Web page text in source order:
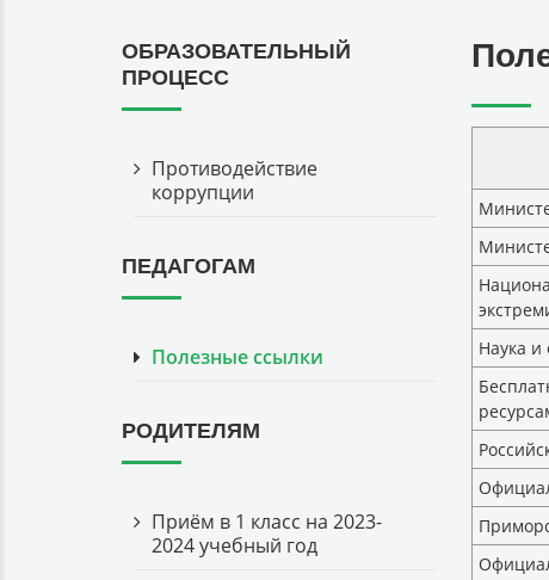
ОБРАЗОВАТЕЛЬНЫЙ
ПРОЦЕСС
Противодействие
коррупции
ПЕДАГОГАМ
Полезные ссылки
РОДИТЕЛЯМ
Приём в 1 класс на 2023-
2024 учебный год
Наука и